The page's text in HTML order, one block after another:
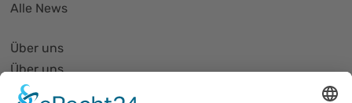
Alle News
Über uns
Über uns
PhotonicNet:work - 1. Netzwerktreffen